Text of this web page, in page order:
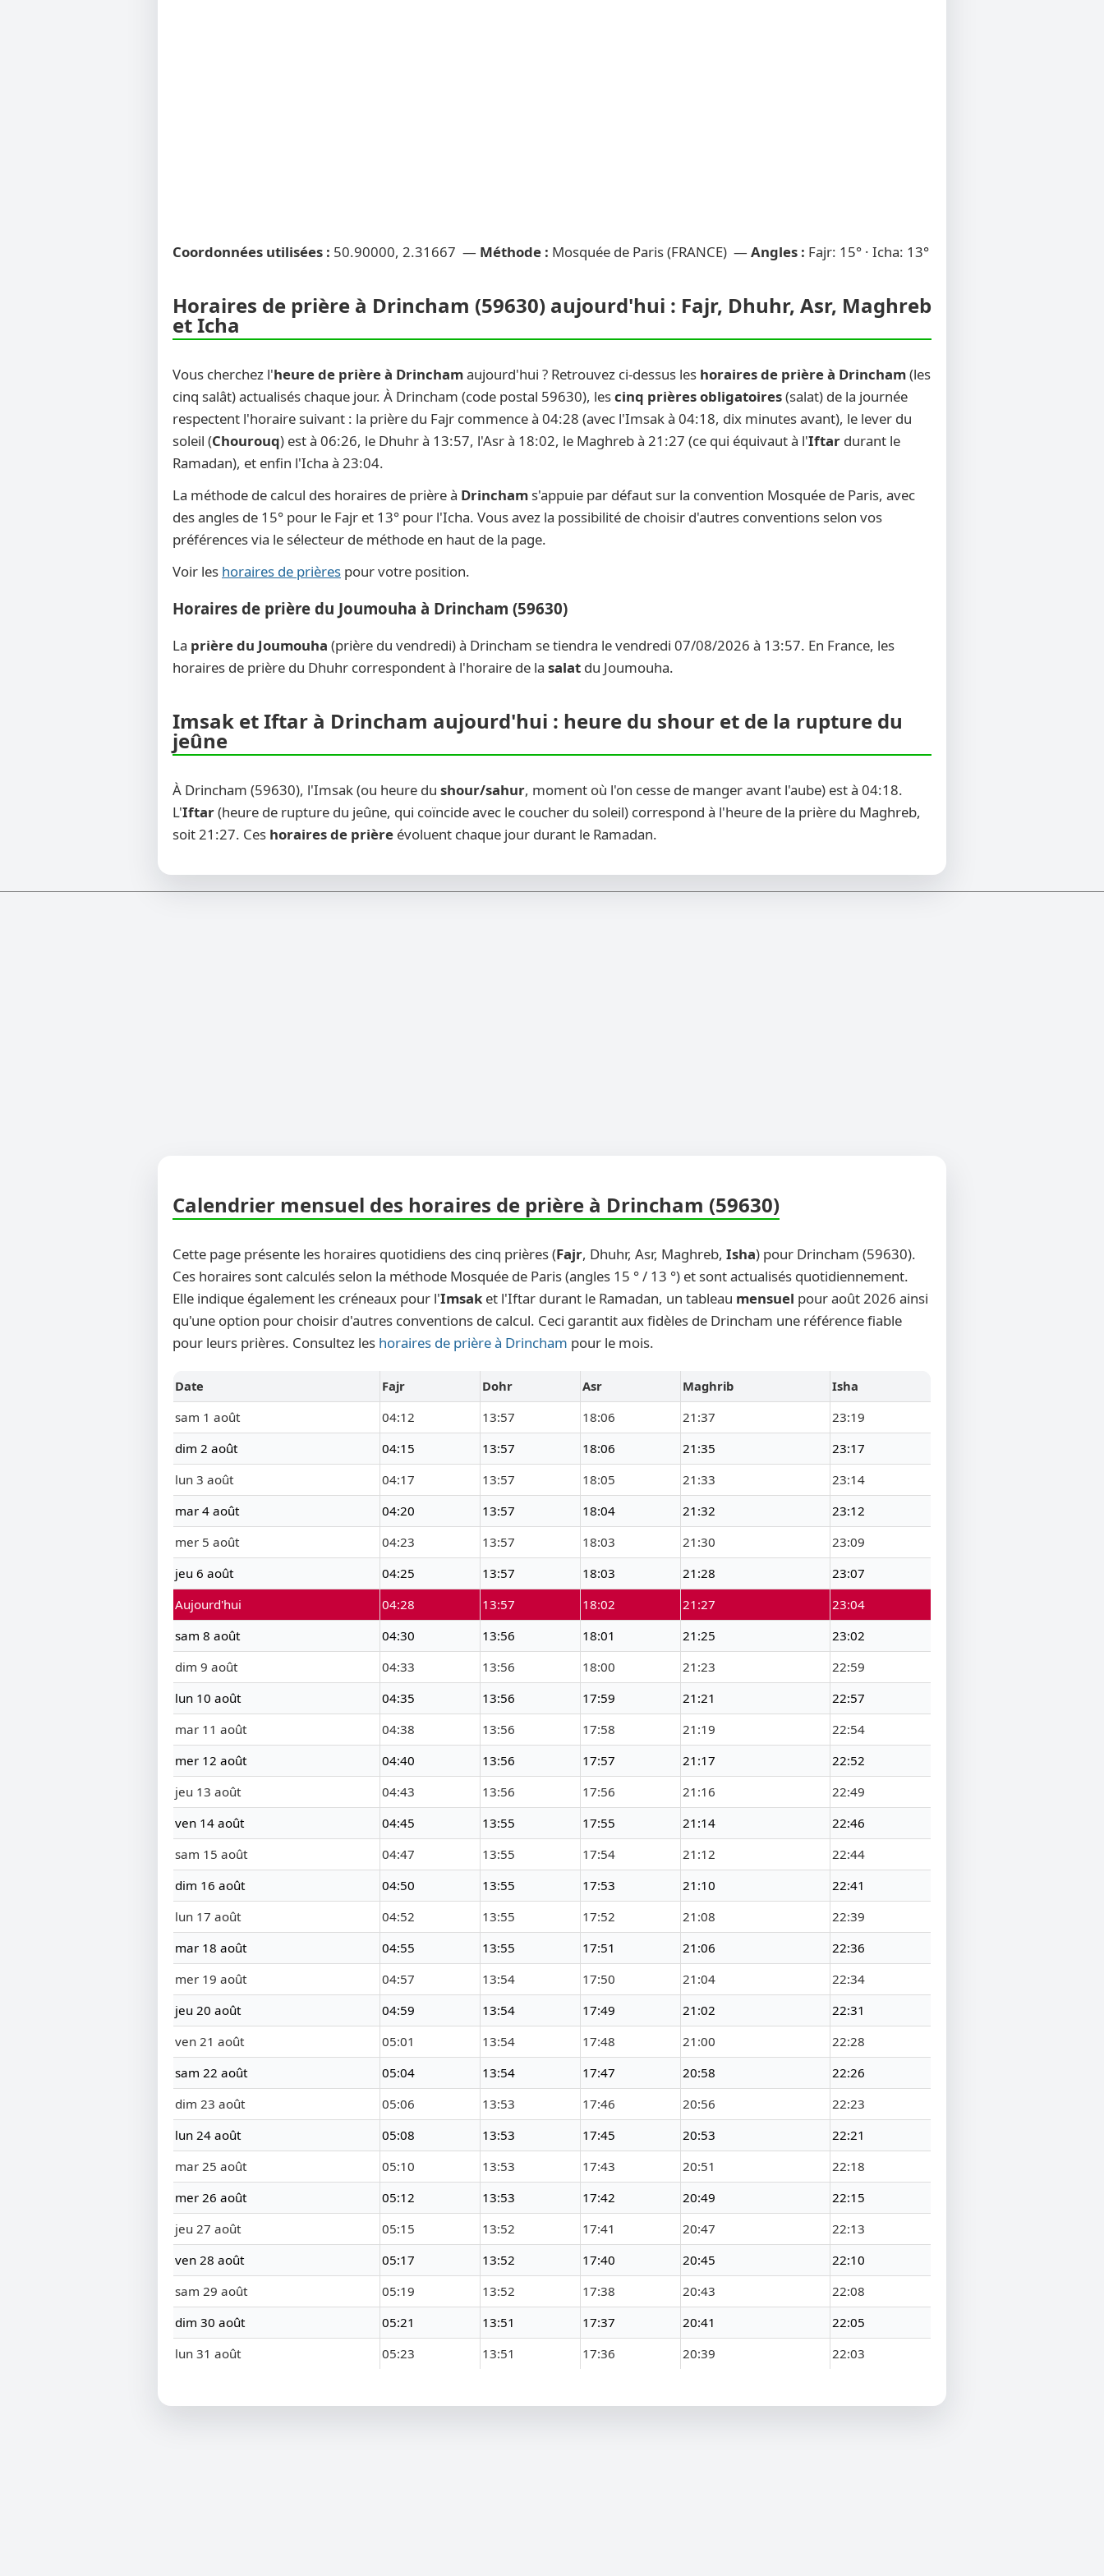
Coordonnées utilisées : 50.90000, 2.31667 — Méthode : Mosquée de Paris (FRANCE) — Angles : Fajr: 15° · Icha: 13°
Horaires de prière à Drincham (59630) aujourd'hui : Fajr, Dhuhr, Asr, Maghreb
et Icha
Vous cherchez l'heure de prière à Drinchamaujourd'hui ? Retrouvez ci-dessus les horaires de prière à Drincham(les
cinq salât) actualisés chaque jour. À Drincham (code postal 59630), lescinq prières obligatoires(salat) de la journée
respectent l'horaire suivant : la prière du Fajr commence à 04:28 (avec l'Imsak à 04:18, dix minutes avant), le lever du
soleil (Chourouq) est à 06:26, le Dhuhr à 13:57, l'Asr à 18:02, le Maghreb à 21:27 (ce qui équivaut à l'Iftar durant le
Ramadan), et enfin l'Icha à 23:04.
La méthode de calcul des horaires de prière à Drincham s'appuie par défaut sur la convention Mosquée de Paris, avec
des angles de 15° pour le Fajr et 13° pour l'Icha. Vous avez la possibilité de choisir d'autres conventions selon vos
préférences via le sélecteur de méthode en haut de la page.
Voir les horaires de prières pour votre position.
Horaires de prière du Joumouha à Drincham (59630)
La prière du Joumouha (prière du vendredi) à Drincham se tiendra le vendredi 07/08/2026 à 13:57. En France, les
horaires de prière du Dhuhr correspondent à l'horaire de la salat du Joumouha.
Imsak et Iftar à Drincham aujourd'hui : heure du shour et de la rupture du
jeûne
À Drincham (59630), l'Imsak (ou heure du shour/sahur, moment où l'on cesse de manger avant l'aube) est à 04:18.
L'Iftar(heure de rupture du jeûne, qui coïncide avec le coucher du soleil) correspond à l'heure de la prière du Maghreb,
soit 21:27. Ces horaires de prière évoluent chaque jour durant le Ramadan.
Calendrier mensuel des horaires de prière à Drincham (59630)
Cette page présente les horaires quotidiens des cinq prières (Fajr, Dhuhr, Asr, Maghreb, Isha) pour Drincham (59630).
Ces horaires sont calculés selon la méthode Mosquée de Paris (angles 15 ° / 13 °) et sont actualisés quotidiennement.
Elle indique également les créneaux pour l'Imsak et l'Iftar durant le Ramadan, un tableau mensuel pour août 2026 ainsi
qu'une option pour choisir d'autres conventions de calcul. Ceci garantit aux fidèles de Drincham une référence fiable
pour leurs prières. Consultez les horaires de prière à Drincham pour le mois.
Date Fajr Dohr Asr Maghrib
Isha
sam 1 août
04:12 13:57 18:06 21:37
23:19
dim 2 août
04:15 13:57 18:06 21:35
23:17
lun 3 août
04:17 13:57 18:05 21:33
23:14
mar 4 août
04:20 13:57 18:04 21:32
23:12
mer 5 août
04:23 13:57 18:03 21:30
23:09
jeu 6 août
04:25 13:57 18:03 21:28
23:07
Aujourd'hui
04:28 13:57 18:02 21:27
23:04
sam 8 août
04:30 13:56 18:01 21:25
23:02
dim 9 août
04:33 13:56 18:00 21:23
22:59
lun 10 août
04:35 13:56 17:59 21:21
22:57
mar 11 août
04:38 13:56 17:58 21:19
22:54
mer 12 août
04:40 13:56 17:57 21:17
22:52
jeu 13 août
04:43 13:56 17:56 21:16
22:49
ven 14 août
04:45 13:55 17:55 21:14
22:46
sam 15 août
04:47 13:55 17:54 21:12
22:44
dim 16 août
04:50 13:55 17:53 21:10
22:41
lun 17 août
04:52 13:55 17:52 21:08
22:39
mar 18 août
04:55 13:55 17:51 21:06
22:36
mer 19 août
04:57 13:54 17:50 21:04
22:34
jeu 20 août
04:59 13:54 17:49 21:02
22:31
ven 21 août
05:01 13:54 17:48 21:00
22:28
sam 22 août
05:04 13:54 17:47 20:58
22:26
dim 23 août
05:06 13:53 17:46 20:56
22:23
lun 24 août
05:08 13:53 17:45 20:53
22:21
mar 25 août
05:10 13:53 17:43 20:51
22:18
mer 26 août
05:12 13:53 17:42 20:49
22:15
jeu 27 août
05:15 13:52 17:41 20:47
22:13
ven 28 août
05:17 13:52 17:40 20:45
22:10
sam 29 août
05:19 13:52 17:38 20:43
22:08
dim 30 août
05:21 13:51 17:37 20:41
22:05
lun 31 août
05:23 13:51 17:36 20:39 22:03